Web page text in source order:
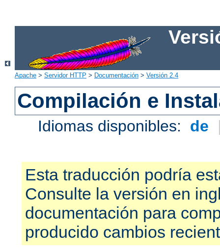
Apache > Servidor HTTP > Documentación > Versión 2.4
Compilación e
Idiomas disponibles: de
Esta traducción podría
Consulte la versión en
documentación para
producido cambios